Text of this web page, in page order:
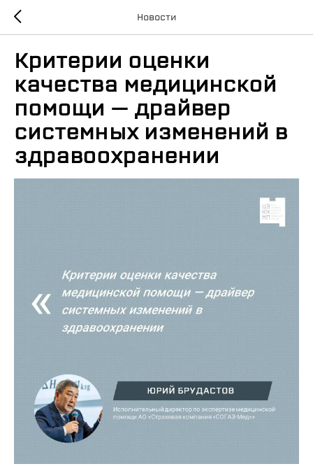
Новости
Критерии оценки
качества медицинской
помощи — драйвер
системных изменений в
здравоохранении